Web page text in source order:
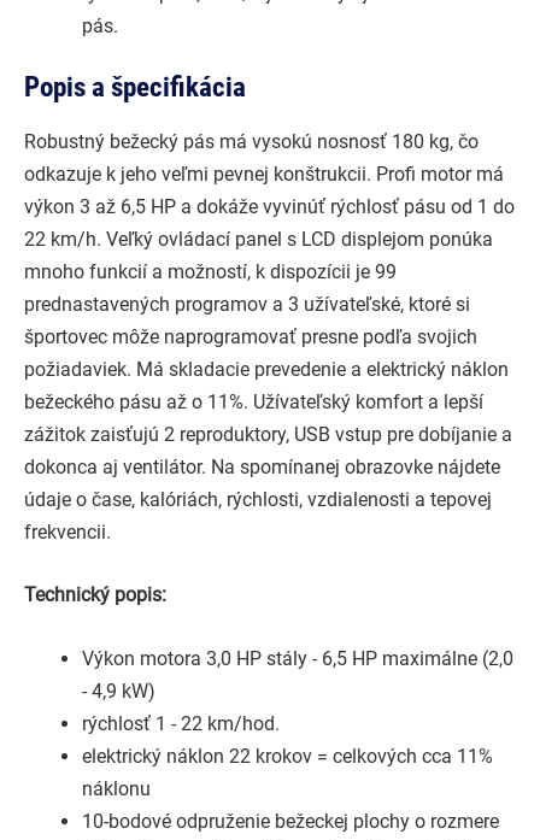
pás.
Popis a špecifikácia
Robustný bežecký pás má vysokú nosnosť 180 kg, čo
odkazuje k jeho veľmi pevnej konštrukcii. Profi motor má
výkon 3 až 6,5 HP a dokáže vyvinúť rýchlosť pásu od 1 do
22 km/h. Veľký ovládací panel s LCD displejom ponúka
mnoho funkcií a možností, k dispozícii je 99
prednastavených programov a 3 užívateľské, ktoré si
športovec môže naprogramovať presne podľa svojich
požiadaviek. Má skladacie prevedenie a elektrický náklon
bežeckého pásu až o 11%. Užívateľský komfort a lepší
zážitok zaisťujú 2 reproduktory, USB vstup pre dobíjanie a
dokonca aj ventilátor. Na spomínanej obrazovke nájdete
údaje o čase, kalóriách, rýchlosti, vzdialenosti a tepovej
frekvencii.
Technický popis:
Výkon motora 3,0 HP stály - 6,5 HP maximálne (2,0
- 4,9 kW)
rýchlosť 1 - 22 km/hod.
elektrický náklon 22 krokov = celkových cca 11%
náklonu
10-bodové odpruženie bežeckej plochy o rozmere